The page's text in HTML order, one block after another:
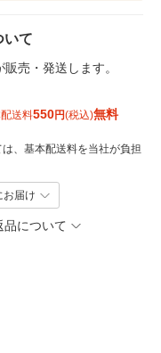
いて
販売・発送します。
送料550円(税込)無料
、基本配送料を当社が負担
お届け
品について